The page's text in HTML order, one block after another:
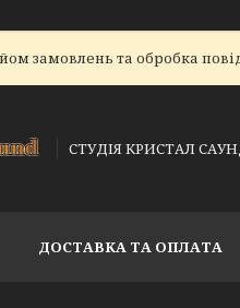
замовлень та обробка
СТУДІЯ КРИСТАЛ
ДОСТАВКА ТА ОПЛАТА